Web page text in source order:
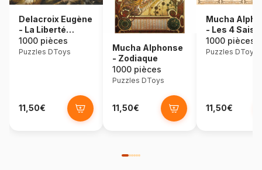
Delacroix Eugène
- La Liberté
Guidant le Peuple
1000 pièces
Puzzles DToys
11,50€
Mucha Alphonse
- Zodiaque
1000 pièces
Puzzles DToys
11,50€
Mucha
- Les 4
1000 pièces
Puzzles DToys
11,50€